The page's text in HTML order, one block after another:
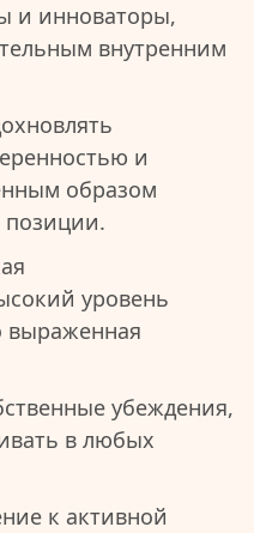
и инноваторы,
внутренним
и
образом
уровень
выраженная
убеждения,
в любых
к активной